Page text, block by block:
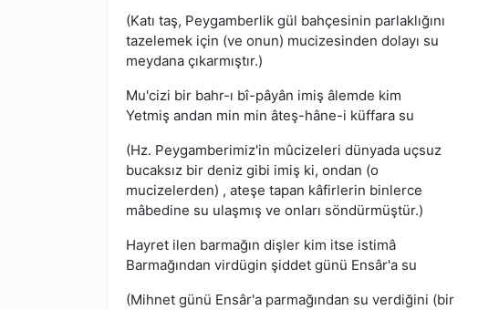
(Katı taş, Peygamberlik gül bahçesinin parlaklığını
tazelemek için (ve onun) mucizesinden dolayı su
meydana çıkarmıştır.)
Mu'cizi bir bahr-ı bî-pâyân imiş âlemde kim
Yetmiş andan min min âteş-hâne-i küffara su
(Hz. Peygamberimiz'in mûcizeleri dünyada uçsuz
bucaksız bir deniz gibi imiş ki, ondan (o
mucizelerden) , ateşe tapan kâfirlerin binlerce
mâbedine su ulaşmış ve onları söndürmüştür.)
Hayret ilen barmağın dişler kim itse istimâ
Barmağından virdügin şiddet günü Ensâr'a su
(Mihnet günü Ensâr'a parmağından su verdiğini (bir